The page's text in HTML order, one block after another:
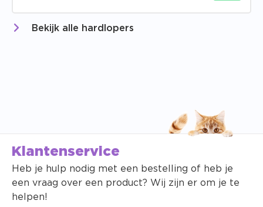
Bekijk alle hardlopers
Klantenservice
Heb je hulp nodig met een bestelling of heb je
een vraag over een product? Wij zijn er om je te
helpen!